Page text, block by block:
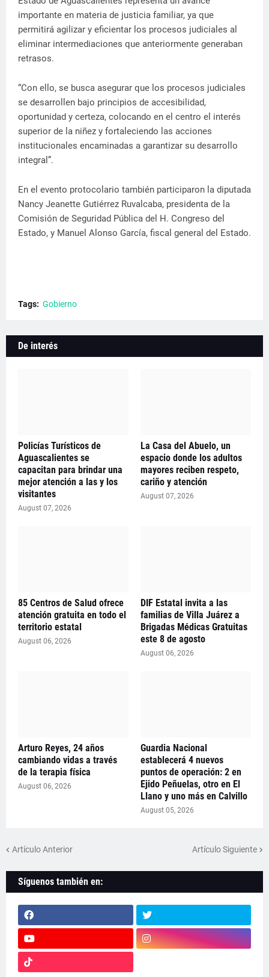
importante en materia de justicia familiar, ya que
permitirá agilizar y eficientar los procesos judiciales al
eliminar intermediaciones que anteriormente generaban
retrasos.
“Con ello, se busca asegurar que los procesos judiciales
se desarrollen bajo principios de accesibilidad,
oportunidad y certeza, colocando en el centro el interés
superior de la niñez y fortaleciendo las acciones
institucionales encaminadas a garantizar su desarrollo
integral”.
En el evento protocolario también participaron la diputada
Nancy Jeanette Gutiérrez Ruvalcaba, presidenta de la
Comisión de Seguridad Pública del H. Congreso del
Estado, y Manuel Alonso García, fiscal general del Estado.
Tags: Gobierno
De interés
Policías Turísticos de
Aguascalientes se
capacitan para brindar una
mejor atención a las y los
visitantes
August 07, 2026
La Casa del Abuelo, un
espacio donde los adultos
mayores reciben respeto,
cariño y atención
August 07, 2026
85 Centros de Salud ofrece
atención gratuita en todo el
territorio estatal
August 06, 2026
DIF Estatal invita a las
familias de Villa Juárez a
Brigadas Médicas Gratuitas
este 8 de agosto
August 06, 2026
Arturo Reyes, 24 años
cambiando vidas a través
de la terapia física
August 06, 2026
Guardia Nacional
establecerá 4 nuevos
puntos de operación: 2 en
Ejido Peñuelas, otro en El
Llano y uno más en Calvillo
August 05, 2026
Artículo Anterior Artículo Siguiente
Síguenos también en: